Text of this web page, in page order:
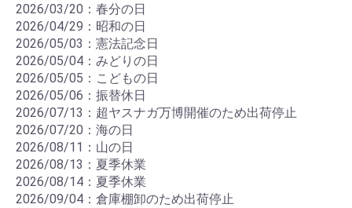
2026/03/20：春分の日
2026/04/29：昭和の日
2026/05/03：憲法記念日
2026/05/04：みどりの日
2026/05/05：こどもの日
2026/05/06：振替休日
2026/07/13：超ヤスナガ万博開催のため出荷停止
2026/07/20：海の日
2026/08/11：山の日
2026/08/13：夏季休業
2026/08/14：夏季休業
2026/09/04：倉庫棚卸のため出荷停止